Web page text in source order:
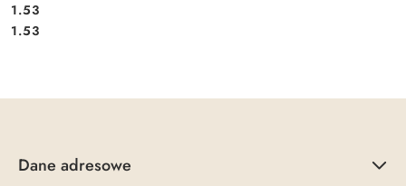
Cena:
1.53
Cena:
1.53
Dane adresowe